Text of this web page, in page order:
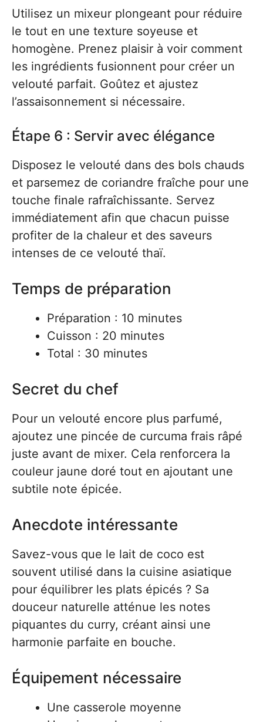
Utilisez un mixeur plongeant pour réduire
le tout en une texture soyeuse et
homogène. Prenez plaisir à voir comment
les ingrédients fusionnent pour créer un
velouté parfait. Goûtez et ajustez
l’assaisonnement si nécessaire.
Étape 6 : Servir avec élégance
Disposez le velouté dans des bols chauds
et parsemez de coriandre fraîche pour une
touche finale rafraîchissante. Servez
immédiatement afin que chacun puisse
profiter de la chaleur et des saveurs
intenses de ce velouté thaï.
Temps de préparation
Préparation : 10 minutes
Cuisson : 20 minutes
Total : 30 minutes
Secret du chef
Pour un velouté encore plus parfumé,
ajoutez une pincée de curcuma frais râpé
juste avant de mixer. Cela renforcera la
couleur jaune doré tout en ajoutant une
subtile note épicée.
Anecdote intéressante
Savez-vous que le lait de coco est
souvent utilisé dans la cuisine asiatique
pour équilibrer les plats épicés ? Sa
douceur naturelle atténue les notes
piquantes du curry, créant ainsi une
harmonie parfaite en bouche.
Équipement nécessaire
Une casserole moyenne